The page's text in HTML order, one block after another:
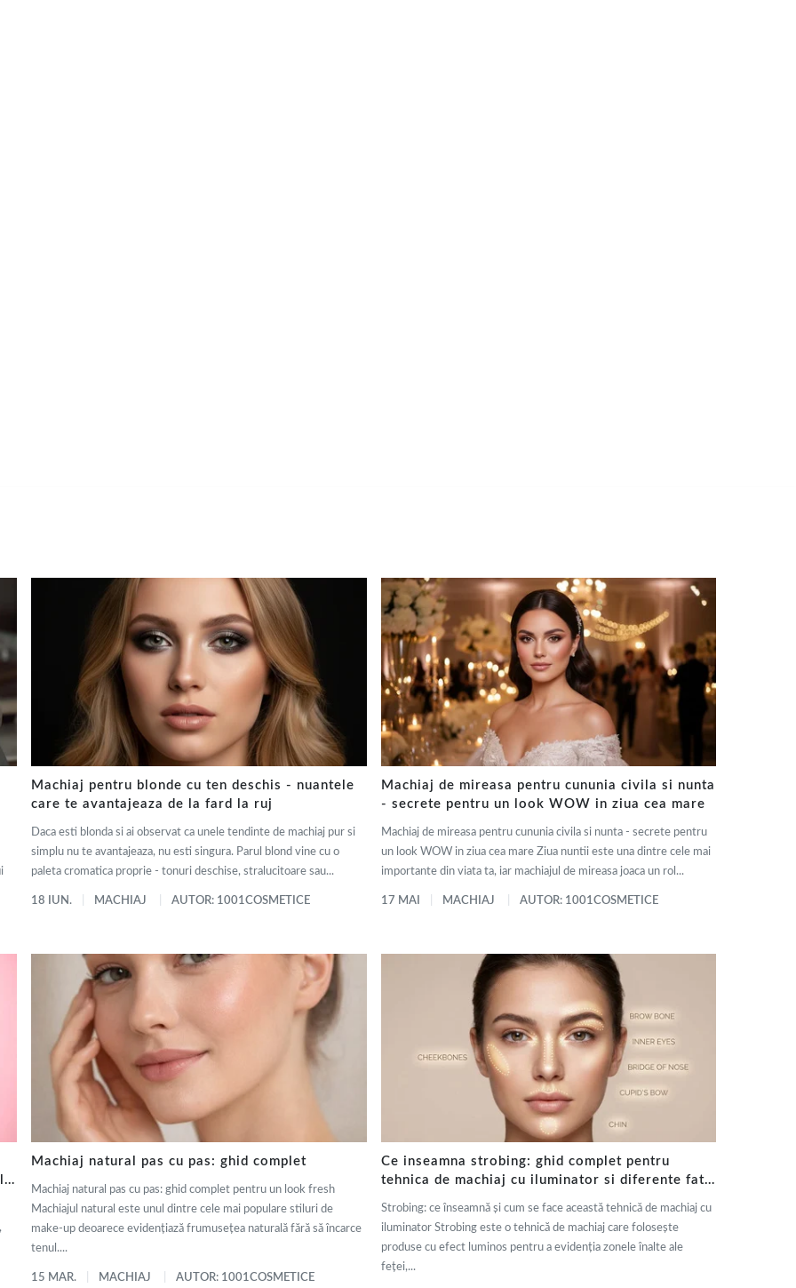
Machiaj pentru blonde cu ten deschis - nuantele
care te avantajeaza de la fard la ruj
Daca esti blonda si ai observat ca unele tendinte de machiaj pur si
simplu nu te avantajeaza, nu esti singura. Parul blond vine cu o
paleta cromatica proprie - tonuri deschise, stralucitoare sau...
18 IUN. MACHIAJ AUTOR: 1001COSMETICE
Machiaj de mireasa pentru cununia civila si nunta
- secrete pentru un look WOW in ziua cea mare
Machiaj de mireasa pentru cununia civila si nunta - secrete pentru
un look WOW in ziua cea mare Ziua nuntii este una dintre cele mai
importante din viata ta, iar machiajul de mireasa joaca un rol...
17 MAI MACHIAJ AUTOR: 1001COSMETICE
Machiaj natural pas cu pas: ghid complet
Machiaj natural pas cu pas: ghid complet pentru un look fresh
Machiajul natural este unul dintre cele mai populare stiluri de
make-up deoarece evidențiază frumusețea naturală fără să încarce
tenul....
15 MAR. MACHIAJ AUTOR: 1001COSMETICE
Ce inseamna strobing: ghid complet pentru
tehnica de machiaj cu iluminator si diferente fata
Strobing: ce înseamnă și cum se face această tehnică de machiaj cu
iluminator Strobing este o tehnică de machiaj care folosește
produse cu efect luminos pentru a evidenția zonele înalte ale
feței,...